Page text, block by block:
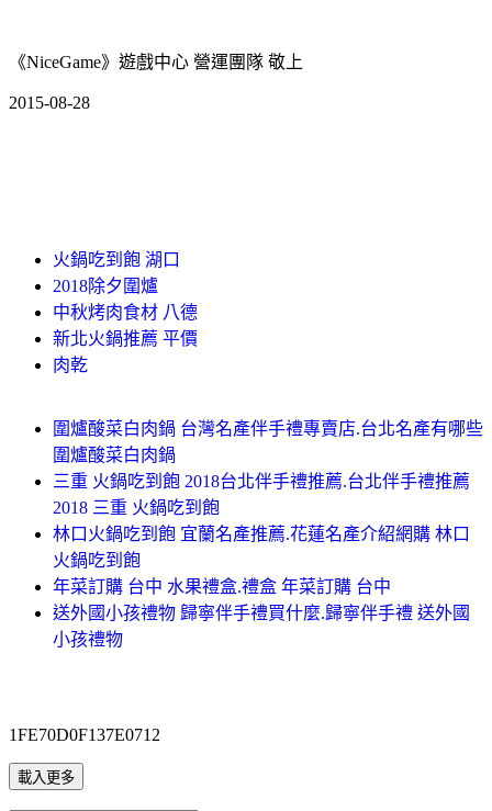
《NiceGame》遊戲中心 營運團隊 敬上
2015-08-28
火鍋吃到飽 湖口
2018除夕圍爐
中秋烤肉食材 八德
新北火鍋推薦 平價
肉乾
圍爐酸菜白肉鍋 台灣名產伴手禮專賣店.台北名產有哪些
圍爐酸菜白肉鍋
三重 火鍋吃到飽 2018台北伴手禮推薦.台北伴手禮推薦
2018 三重 火鍋吃到飽
林口火鍋吃到飽 宜蘭名產推薦.花蓮名產介紹網購 林口
火鍋吃到飽
年菜訂購 台中 水果禮盒.禮盒 年菜訂購 台中
送外國小孩禮物 歸寧伴手禮買什麼.歸寧伴手禮 送外國
小孩禮物
1FE70D0F137E0712
載入更多